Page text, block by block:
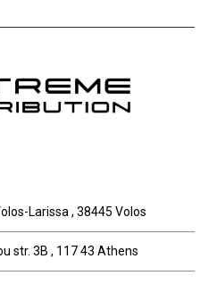
Larissa , 38445 Volos
str. 3B , 117 43 Athens